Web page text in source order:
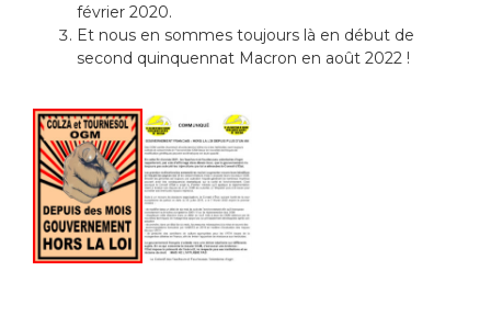
février 2020.
Et nous en sommes toujours là en début de
second quinquennat Macron en août 2022 !